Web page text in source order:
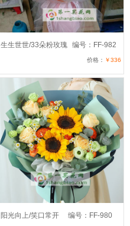
生生世世/33朵粉玫瑰 编号：FF-982
价格： ￥336
阳光向上/笑口常开 编号：FF-980